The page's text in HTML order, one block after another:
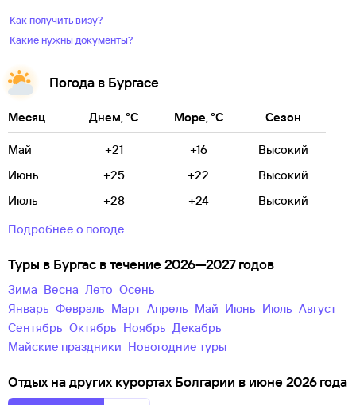
Как получить визу?
Какие нужны документы?
Погода в Бургасе
Месяц Днем, °C Море, °C Сезон
Май +21 +16
Высокий
Июнь
+25 +22
Высокий
Июль
+28 +24
Высокий
Подробнее о погоде
Туры в Бургас в течение 2026—2027 годов
зима весна лето
осень
Январь
Февраль Март Апрель Май Июнь Июль
Август
Сентябрь
Октябрь Ноябрь
Декабрь
майские праздники
новогодние туры
Отдых на других курортах Болгарии в июне 2026 года